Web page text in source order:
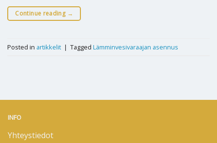
Continue reading →
Posted in artikkelit | Tagged Lämminvesivaraajan asennus
INFO
Yhteystiedot